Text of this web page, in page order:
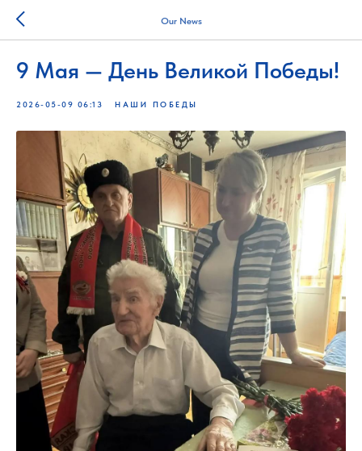
Our News
9 Мая — День Великой Победы!
2026-05-09 06:13 НАШИ ПОБЕДЫ